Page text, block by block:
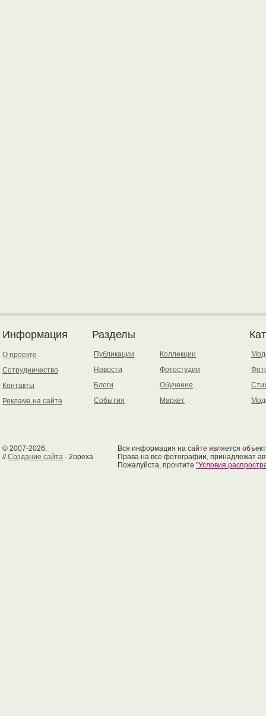
Информация
О проекте
Сотрудничество
Контакты
Реклама на сайте
Разделы
Публикации
Новости
Блоги
События
Коллекции
Фотостудии
Обучение
Маркет
© 2007-2026.
//Создание сайта - 2opexa
Вся информация на сайте является
Права на все фотографии, принадлежат
Пожалуйста, прочтите "Условия